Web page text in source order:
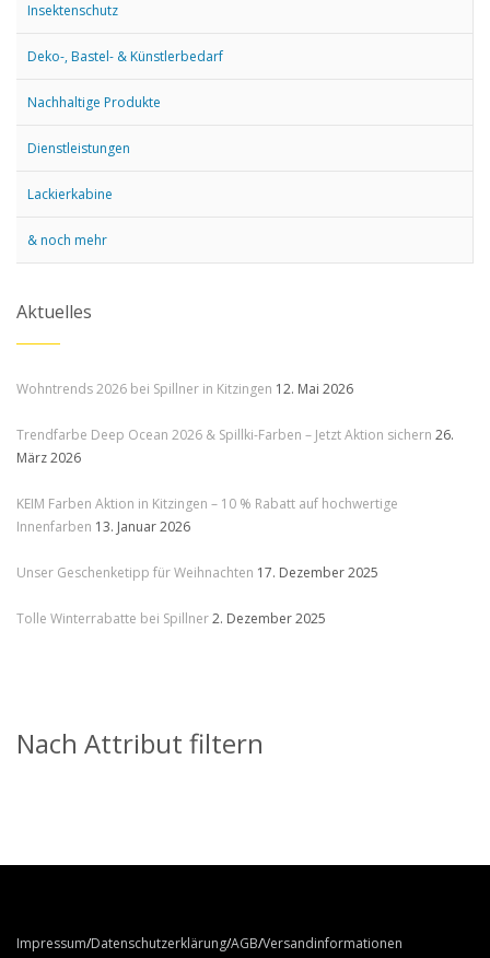
Insektenschutz
Deko-, Bastel- & Künstlerbedarf
Nachhaltige Produkte
Dienstleistungen
Lackierkabine
& noch mehr
Aktuelles
Wohntrends 2026 bei Spillner in Kitzingen 12. Mai 2026
Trendfarbe Deep Ocean 2026 & Spillki-Farben – Jetzt Aktion sichern 26.
März 2026
KEIM Farben Aktion in Kitzingen – 10 % Rabatt auf hochwertige
Innenfarben 13. Januar 2026
Unser Geschenketipp für Weihnachten 17. Dezember 2025
Tolle Winterrabatte bei Spillner2. Dezember 2025
Nach Attribut filtern
Impressum Datenschutzerklärung AGB Versandinformationen